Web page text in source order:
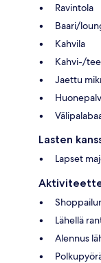
Ravintola
Baari/
Kahvila
Kahvi-/
Jaettu
Lasten
Lapset
Lähellä
Alennus